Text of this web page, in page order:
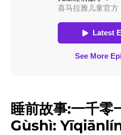
睡前故事:一千
Gùshì: